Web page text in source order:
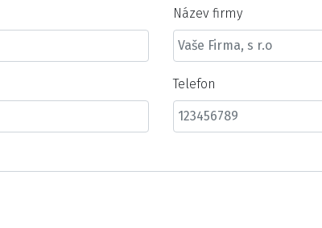
Název firmy
Telefon